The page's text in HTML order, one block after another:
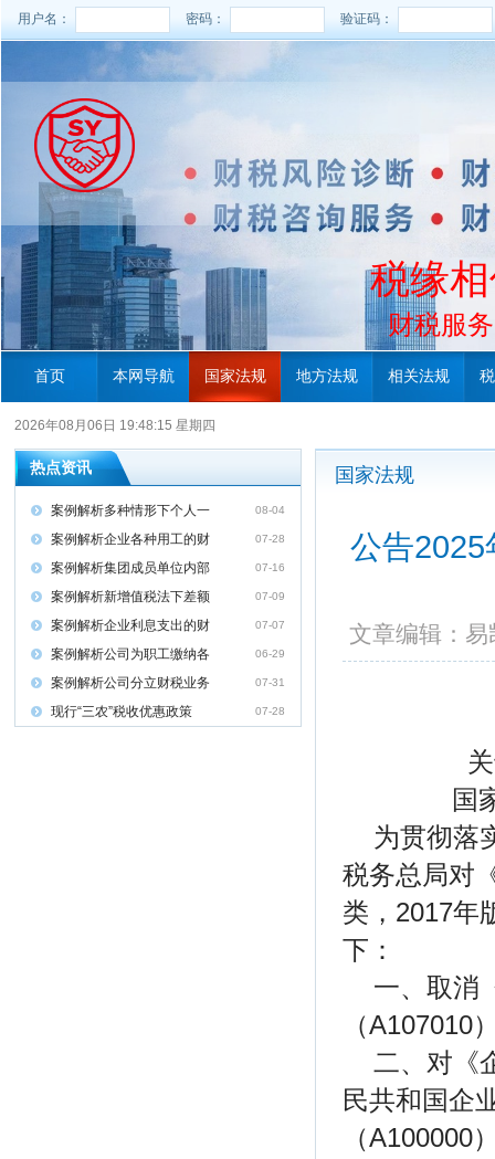
用户名： 密码： 验证码：
税缘
财税服
首页 本网导航 国家法规 地方法规 相关法规
2026年08月06日 19:48:16 星期四
热点资讯
案例解析多种情形下个人一 08-04
案例解析企业各种用工的财 07-28
案例解析集团成员单位内部 07-16
案例解析新增值税法下差额 07-09
案例解析企业利息支出的财 07-07
案例解析公司为职工缴纳各 06-29
案例解析公司分立财税业务 07-31
现行“三农”税收优惠政策 07-28
国家法规
公告2025
文章编辑
国
为贯彻落
税务总局对
类，2017年
下：
一、取消
（A107010
二、对《
民共和国企
（A100000